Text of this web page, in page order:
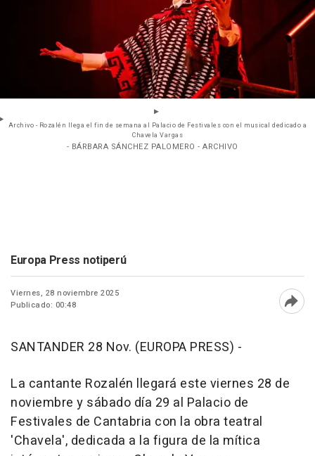
Archivo - Rozalén llega el fin de semana al Palacio de Festivales con el musical dedicado a
Chavela Vargas
- BÁRBARA SÁNCHEZ PALOMERO - ARCHIVO
Europa Press notiperú
Viernes, 28 noviembre 2025
Publicado: 00:48
SANTANDER 28 Nov. (EUROPA PRESS) -
La cantante Rozalén llegará este viernes 28 de
noviembre y sábado día 29 al Palacio de
Festivales de Cantabria con la obra teatral
'Chavela', dedicada a la figura de la mítica